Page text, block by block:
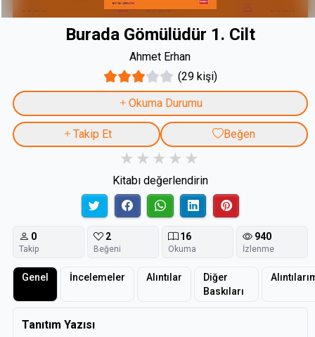
Burada Gömülüdür 1. Cilt
Ahmet Erhan
(29 kişi)
Okuma Durumu
Takip Et Beğen
Kitabı değerlendirin
0
Takip
2
Beğeni
16
Okuma
940
İzlenme
Genel İncelemeler Alıntılar
Diğer
Baskıları
Tanıtım Yazısı